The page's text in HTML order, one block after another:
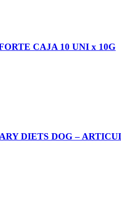
CAJA 10 UNI x 10G
DIETS DOG –